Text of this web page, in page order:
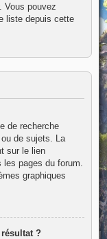
Vous pouvez
liste depuis cette
de recherche
de sujets. La
sur le lien
les pages du forum.
graphiques
?